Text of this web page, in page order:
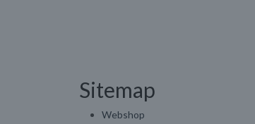
Sitemap
Webshop